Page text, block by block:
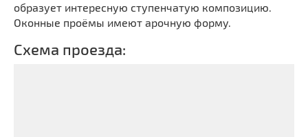
образует интересную ступенчатую композицию.
Оконные проёмы имеют арочную форму.
Схема проезда: